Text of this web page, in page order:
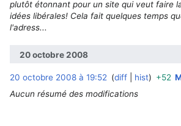
plutôt étonnant pour un site qui veut faire
idées libérales! Cela fait quelques temps
l'adress...
20 octobre 2008
20 octobre 2008 à 19:52 diff hist +52
Aucun résumé des modifications